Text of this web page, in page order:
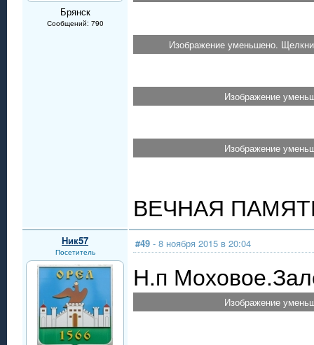
Брянск
Сообщений: 790
Изображение уменьшено.
Изображение
Изображение
ВЕЧНАЯ
Ник57
Посетитель
#49 - 8 ноября 2015 в 20:04
Н.п
Изображение